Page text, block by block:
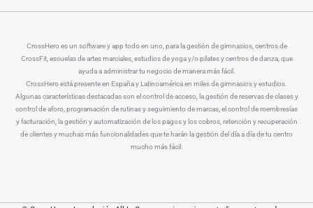
CrossHero es un software y app todo en uno, para la gestión de gimnasios, centros de
CrossFit, escuelas de artes marciales, estudios de yoga y/o pilates y centros de danza, que
ayuda a administrar tu negocio de manera más fácil.
CrossHero está presente en España y Latinoamérica en miles de gimnasios y estudios.
Algunas características destacadas son el control de acceso, la gestión de reservas de clases y
control de aforo, programación de rutinas y seguimiento de marcas, el control de membresías
y facturación, la gestión y automatización de los pagos y los cobros, retención y recuperación
de clientes y muchas más funcionalidades que te harán la gestión del día a día de tu centro
mucho más fácil.